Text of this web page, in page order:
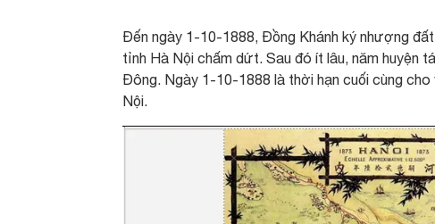
Đến ngày 1-10-1888, Đồng Khánh ký nhượng
tỉnh Hà Nội chấm dứt. Sau đó ít lâu, năm huyện
Đông. Ngày 1-10-1888 là thời hạn cuối cùng
Nội.